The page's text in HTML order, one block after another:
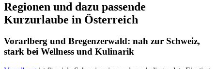
Regionen und dazu passende
Kurzurlaube in Österreich
Vorarlberg und Bregenzerwald: nah zur Schweiz,
stark bei Wellness und Kulinarik